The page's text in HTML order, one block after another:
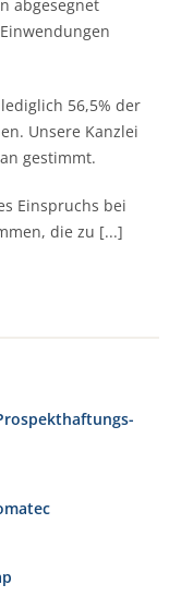
abgesegnet
56,5% der
Unsere Kanzlei
gestimmt.
Einspruchs bei
die zu [...]